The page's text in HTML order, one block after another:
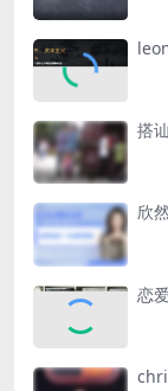
搭
欣
恋